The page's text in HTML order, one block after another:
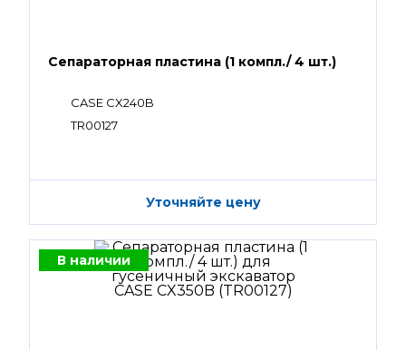
Сепараторная пластина (1 компл./ 4 шт.)
CASE CX240B
TR00127
Уточняйте цену
В наличии